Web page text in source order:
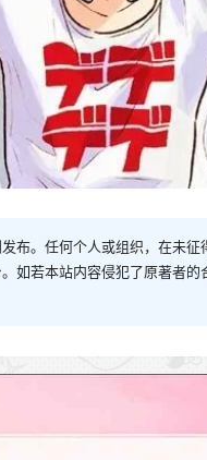
布。任何个人或组织，在未征
如若本站内容侵犯了原著者的